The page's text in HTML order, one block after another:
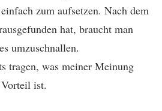
zum aufsetzen. Nach dem
hat, braucht man
umzuschnallen.
tragen, was meiner Meinung
ist.